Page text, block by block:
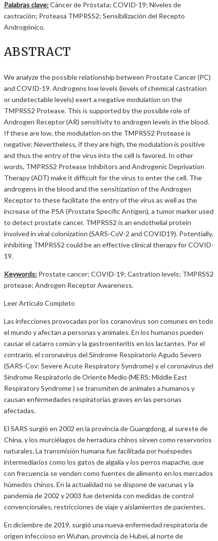
Palabras clave:Cáncer de Próstata; COVID-19; Niveles de
castración; Proteasa TMPRSS2; Sensibilización del Recepto
Androgénico.
ABSTRACT
We analyze the possible relationship between Prostate Cancer (PC)
and COVID-19. Androgens low levels (levels of chemical castration
or undetectable levels) exert a negative modulation on the
TMPRSS2 Protease. This is supported by the possible role of
Androgen Receptor (AR) sensitivity to androgen levels in the blood.
If these are low, the modulation on the TMPRSS2 Protease is
negative; Nevertheless, if they are high, the modulation is positive
and thus the entry of the virus into the cell is favored. In other
words, TMPRSS2 Protease Inhibitors and Androgenic Deprivation
Therapy (ADT) make it difficult for the virus to enter the cell. The
androgens in the blood and the sensitization of the Androgen
Receptor to these facilitate the entry of the virus as well as the
increase of the PSA (Prostate Specific Antigen), a tumor marker used
to detect prostate cancer. TMPRSS2 is an endothelial protein
involved in viral colonization (SARS-CoV-2 and COVID19). Potentially,
inhibiting TMPRSS2 could be an effective clinical therapy for COVID-
19.
Keywords: Prostate cancer; COVID-19; Castration levels; TMPRSS2
protease; Androgen Receptor Awareness.
Leer Artículo Completo
Las infecciones provocadas por los coranovirus son comunes en todo
el mundo y afectan a personas y animales. En los humanos pueden
causar el catarro común y la gastroenteritis en los lactantes. Por el
contrario, el coronavirus del Síndrome Respiratorio Agudo Severo
(SARS-Cov: Severe Acute Respiratory Syndrome) y el coronavirus del
Síndrome Respiratorio de Oriente Medio (MERS: Middle East
Respiratory Syndrome ) se transmiten de animales a humanos y
causan enfermedades respiratorias graves en las personas
afectadas.
El SARS surgió en 2002 en la provincia de Guangdong, al sureste de
China, y los murciélagos de herradura chinos sirven como reservorios
naturales. La transmisión humana fue facilitada por huéspedes
intermediarios como los gatos de algalia y los perros mapache, que
con frecuencia se venden como fuentes de alimento en los mercados
húmedos chinos. En la actualidad no se dispone de vacunas y la
pandemia de 2002 y 2003 fue detenida con medidas de control
convencionales, restricciones de viaje y aislamientos de pacientes.
En diciembre de 2019, surgió una nueva enfermedad respiratoria de
origen infeccioso en Wuhan, provincia de Hubei, al norte de